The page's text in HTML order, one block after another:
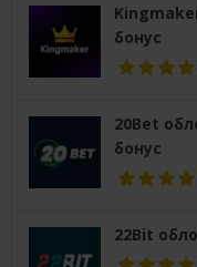
бонус
20Bet
бонус
22Bit